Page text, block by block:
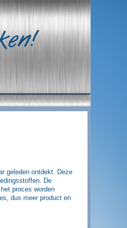
geleden ontdekt. Deze
De
proces worden
dus meer product en